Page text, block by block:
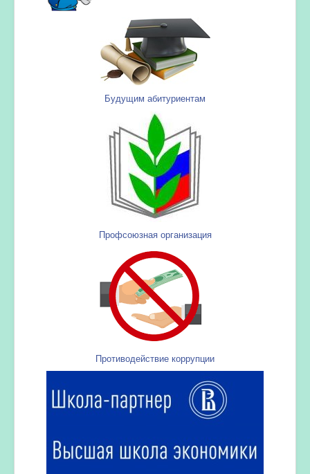
Будущим абитуриентам
Профсоюзная организация
Противодействие коррупции